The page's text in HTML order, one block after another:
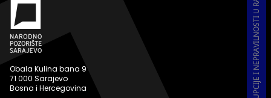
Obala Kulina bana 9
71 000 Sarajevo
Bosna i Hercegovina